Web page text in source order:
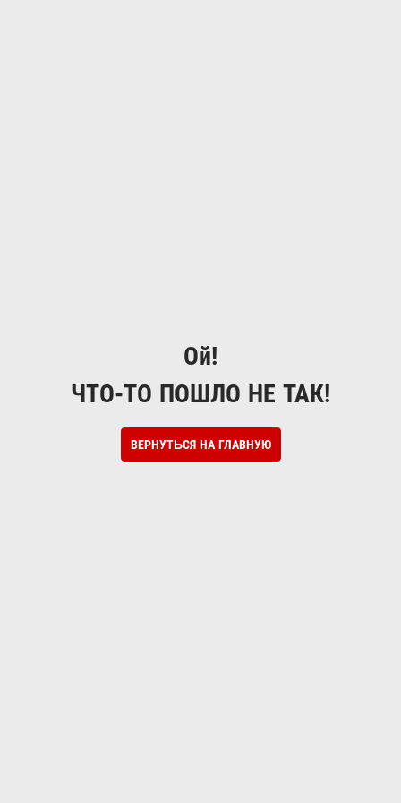
Ой!
ЧТО-ТО ПОШЛО НЕ ТАК!
ВЕРНУТЬСЯ НА ГЛАВНУЮ